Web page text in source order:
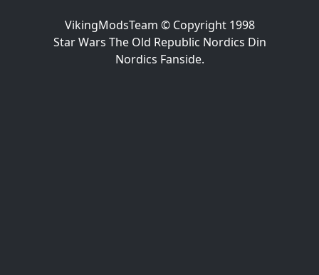
VikingModsTeam © Copyright 1998
Star Wars The Old Republic Nordics Din
Nordics Fanside.